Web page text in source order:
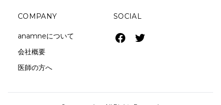
COMPANY
anamneについて
会社概要
医師の方へ
SOCIAL